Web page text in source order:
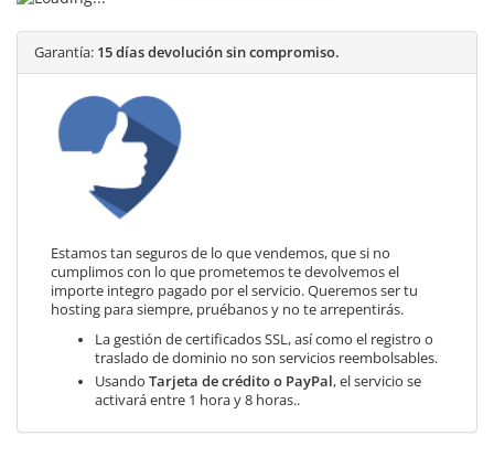
Garantía: 15 días devolución sin compromiso.
Estamos tan seguros de lo que vendemos, que si no
cumplimos con lo que prometemos te devolvemos el
importe integro pagado por el servicio. Queremos ser tu
hosting para siempre, pruébanos y no te arrepentirás.
La gestión de certificados SSL, así como el registro o
traslado de dominio no son servicios reembolsables.
Usando Tarjeta de crédito o PayPal, el servicio se
activará entre 1 hora y 8 horas..